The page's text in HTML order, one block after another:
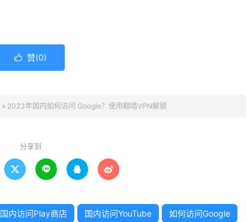
 赞(0)
» 2023年国内如何访问 Google？使用翻墙VPN解锁
分享到
   
国内访问Play商店 国内访问YouTube 如何访问Google